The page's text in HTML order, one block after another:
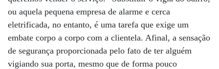
ou aquela pequena empresa de alarme e cerca
eletrificada, no entanto, é uma tarefa que exige um
embate corpo a corpo com a clientela. Afinal, a sensação
de segurança proporcionada pelo fato de ter alguém
vigiando sua porta, mesmo que de forma pouco